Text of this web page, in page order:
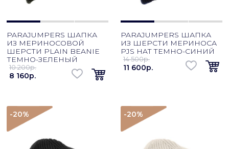
PARAJUMPERS ШАПКА
ИЗ МЕРИНОСОВОЙ
ШЕРСТИ PLAIN BEANIE
ТЕМНО-ЗЕЛЕНЫЙ
10 200p.
8 160p.
PARAJUMPERS ШАПКА
ИЗ ШЕРСТИ МЕРИНОСА
PJS HAT ТЕМНО-СИНИЙ
14 500p.
11 600p.
-20% -20%